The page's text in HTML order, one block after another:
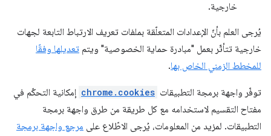
خارجية.
يُرجى العلم بأنّ الإعدادات المتعلّقة بملفات تعريف الارتباط التابعة لجهات
خارجية تتأثّر بعمل "مبادرة حماية الخصوصية" ويتم تعديلها وفقًا
للمخطط الزمني الخاص بها.
توفّر واجهة برمجة التطبيقات chrome.cookies إمكانية التحكّم في
مفتاح التقسيم لاستخدامه مع كل طريقة من طرق واجهة برمجة
التطبيقات. لمزيد من المعلومات، يُرجى الاطّلاع على مرجع واجهة برمجة